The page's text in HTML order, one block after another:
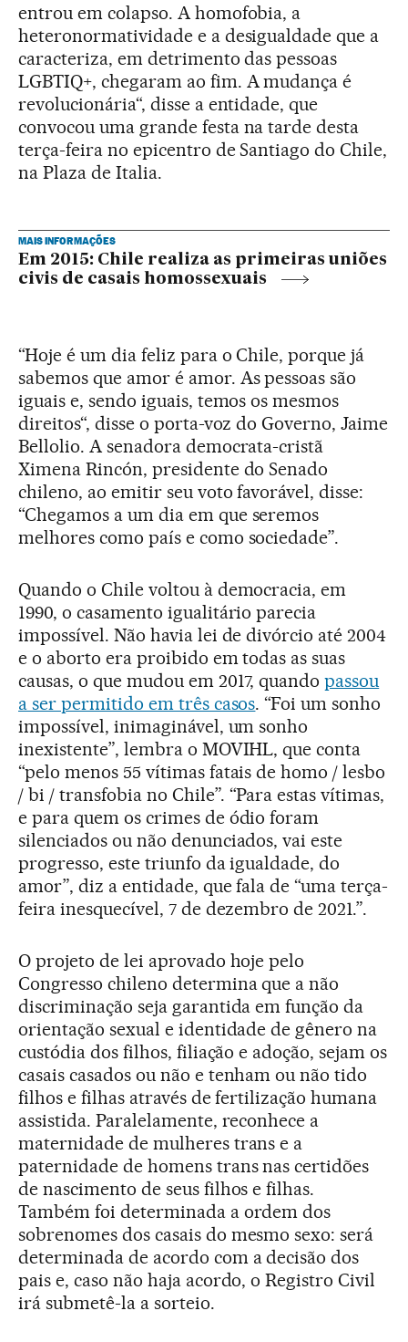
entrou em colapso. A homofobia, a
heteronormatividade e a desigualdade que a
caracteriza, em detrimento das pessoas
LGBTIQ+, chegaram ao fim. A mudança é
revolucionária“, disse a entidade, que
convocou uma grande festa na tarde desta
terça-feira no epicentro de Santiago do Chile,
na Plaza de Italia.
MAIS INFORMAÇÕES
Em 2015: Chile realiza as primeiras uniões
civis de casais homossexuais
“Hoje é um dia feliz para o Chile, porque já
sabemos que amor é amor. As pessoas são
iguais e, sendo iguais, temos os mesmos
direitos“, disse o porta-voz do Governo, Jaime
Bellolio. A senadora democrata-cristã
Ximena Rincón, presidente do Senado
chileno, ao emitir seu voto favorável, disse:
“Chegamos a um dia em que seremos
melhores como país e como sociedade”.
Quando o Chile voltou à democracia, em
1990, o casamento igualitário parecia
impossível. Não havia lei de divórcio até 2004
e o aborto era proibido em todas as suas
causas, o que mudou em 2017, quandopassou
a ser permitido em três casos. “Foi um sonho
impossível, inimaginável, um sonho
inexistente”, lembra o MOVIHL, que conta
“pelo menos 55 vítimas fatais de homo / lesbo
/ bi / transfobia no Chile”. “Para estas vítimas,
e para quem os crimes de ódio foram
silenciados ou não denunciados, vai este
progresso, este triunfo da igualdade, do
amor”, diz a entidade, que fala de “uma terça-
feira inesquecível, 7 de dezembro de 2021.”.
O projeto de lei aprovado hoje pelo
Congresso chileno determina que a não
discriminação seja garantida em função da
orientação sexual e identidade de gênero na
custódia dos filhos, filiação e adoção, sejam os
casais casados ou não e tenham ou não tido
filhos e filhas através de fertilização humana
assistida. Paralelamente, reconhece a
maternidade de mulheres trans e a
paternidade de homens trans nas certidões
de nascimento de seus filhos e filhas.
Também foi determinada a ordem dos
sobrenomes dos casais do mesmo sexo: será
determinada de acordo com a decisão dos
pais e, caso não haja acordo, o Registro Civil
irá submetê-la a sorteio.